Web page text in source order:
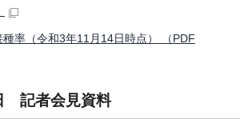
率（令和3年11月14日時点） （PDF
記者会見資料